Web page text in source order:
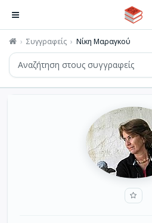
Συγγραφείς Νίκη Μαραγκού